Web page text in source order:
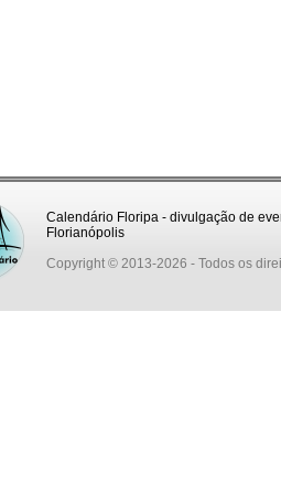
Calendário Floripa - divulgação de
Florianópolis
Copyright © 2013-2026 - Todos os